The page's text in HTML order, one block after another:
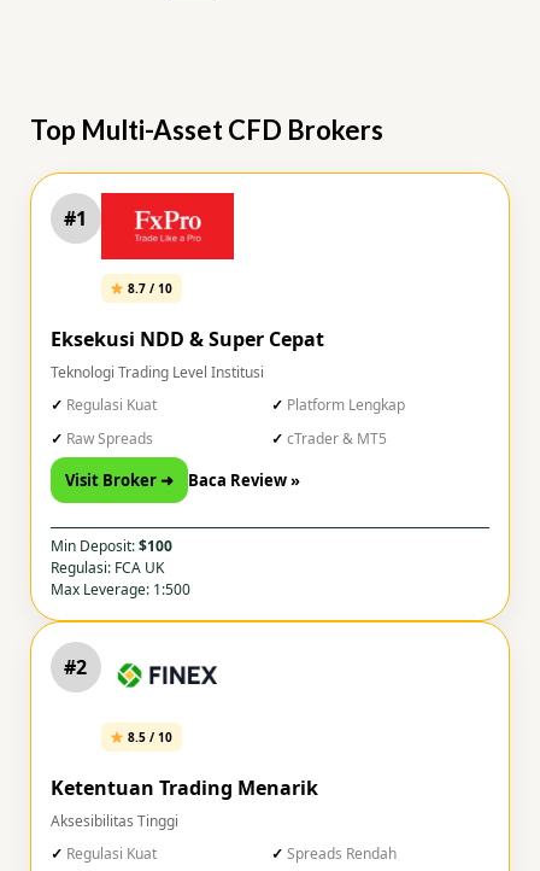
Top Multi-Asset CFD Brokers
#1
8.7 / 10
Eksekusi NDD & Super Cepat
Teknologi Trading Level Institusi
Regulasi Kuat
Platform Lengkap
Raw Spreads
cTrader & MT5
Visit Broker ➜ Baca Review »
Min Deposit:$100
Regulasi: FCA UK
Max Leverage: 1:500
#2
8.5 / 10
Ketentuan Trading Menarik
Aksesibilitas Tinggi
Regulasi Kuat
Spreads Rendah